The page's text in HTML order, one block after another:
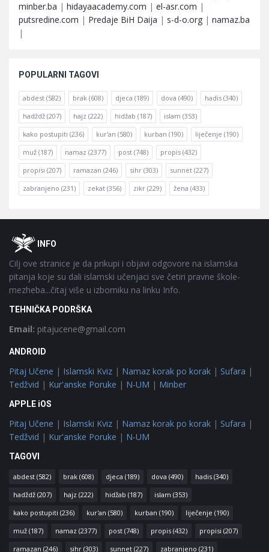
minber.ba | hidayaacademy.com | el-asr.com |
putsredine.com | Predaje BiH Daija | s-d-o.org | namaz.ba
|
POPULARNI TAGOVI
abdest (582) brak (608) djeca (189) dova (490) hadis (340)
hadždž (207) hajz (222) hidžab (187) islam (353)
kako postupiti (236) kur'an (580) kurban (190) liječenje (190)
muž (187) namaz (2377) post (748) propis (432)
propisi (207) ramazan (246) sihr (303) sunnet (227)
zabranjeno (231) zekat (356) zikr (229) žena (433)
FooterOINFO
Cilj ove stranice je da prikupi i objavi odgovore na islamska
pitanja koje su dali islamski učenjaci sve četiri pravne škole-
mezheba...čitaj više u izborniku na linku Info.
TEHNIČKA PODRŠKA
Email: pitajucene@gmail.com
ANDROID
Pitaj Učene | Islamski Kviz | Namaz korak po korak | Sufara |
Tedžvid | Kur'anske Poruke | N-UM | Minber
APPLE iOS
Pitaj Učene | Islamski Kviz | Namaz korak po korak | Sufara |
Tedžvid | Kur'anske Poruke | N-UM
TAGOVI
abdest (582) brak (608) djeca (189) dova (490) hadis (340)
hadždž (207) hajz (222) hidžab (187) islam (353)
kako postupiti (236) kur'an (580) kurban (190) liječenje (190)
muž (187) namaz (2377) post (748) propis (432) propisi (207)
ramazan (246) sihr (303) sunnet (227) zabranjeno (231)